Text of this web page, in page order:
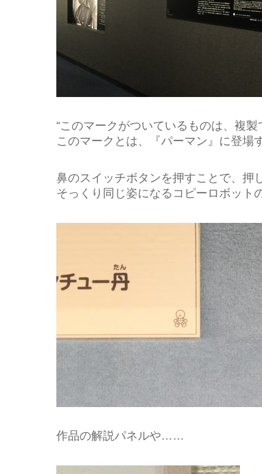
“このマークがついているものは、 複製
このマークとは、『パーマン』に登場
鼻のスイッチボタンを押すことで、押
そっくり同じ姿になるコピーロボット
作品の解説パネルや……